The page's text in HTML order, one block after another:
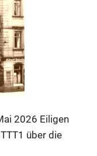
2026 Eiligen
über die